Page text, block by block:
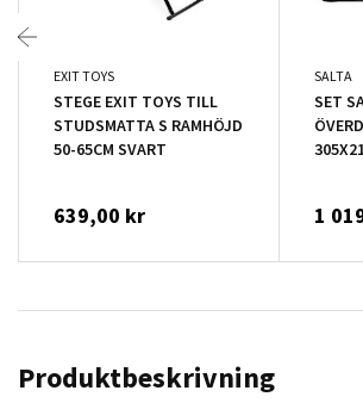
EXIT TOYS
STEGE EXIT TOYS TILL
STUDSMATTA S RAMHÖJD
50-65CM SVART
639,00 kr
SALTA
SET
1
Produktbeskrivning